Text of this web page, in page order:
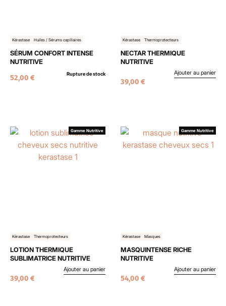
Kérastase Huiles / Sérums capillaires
SÉRUM CONFORT INTENSE
NUTRITIVE
52,00 € Rupture de stock
Kérastase Thermoprotecteurs
NECTAR THERMIQUE
NUTRITIVE
39,00 €
Ajouter au panier
Gamme Nutritive
Kérastase Thermoprotecteurs
LOTION THERMIQUE
SUBLIMATRICE NUTRITIVE
39,00 €
Ajouter au panier
Gamme Nutritive
Kérastase Masques
MASQUINTENSE RICHE
NUTRITIVE
54,00 €
Ajouter au panier